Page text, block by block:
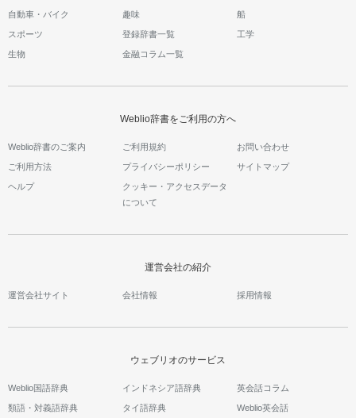
自動車・バイク 趣味 船
スポーツ 登録辞書一覧 工学
生物 金融コラム一覧
Weblio辞書をご利用の方へ
Weblio辞書のご案内 ご利用規約 お問い合わせ
ご利用方法 プライバシーポリシー サイトマップ
ヘルプ
クッキー・アクセスデータ
について
運営会社の紹介
運営会社サイト 会社情報 採用情報
ウェブリオのサービス
Weblio国語辞典
類語・対義語辞典
インドネシア語辞典
タイ語辞典
英会話コラム
Weblio英会話